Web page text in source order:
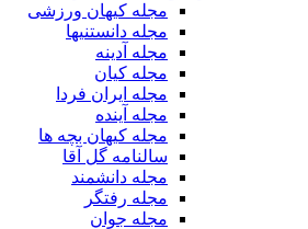
مجله کیهان ورزشی
مجله دانستنیها
مجله آدینه
مجله کیان
مجله ایران فردا
مجله آینده
مجله کیهان بچه ها
سالنامه گل آقا
مجله دانشمند
مجله رفتگر
مجله جوان